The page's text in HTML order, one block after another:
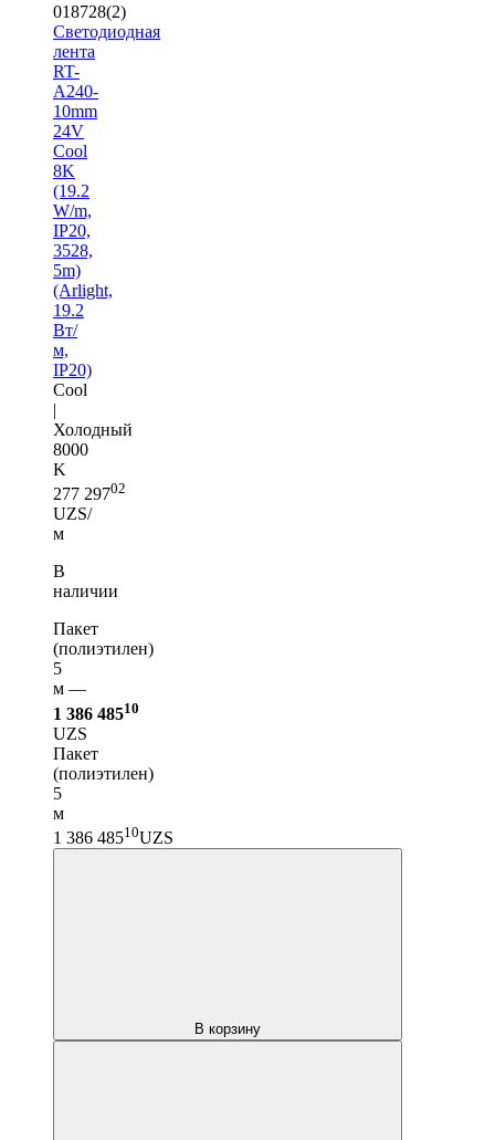
018728(2)
Светодиодная
лента
RT-
A240-
10mm
24V
Cool
8K
(19.2
W/m,
IP20,
3528,
5m)
(Arlight,
19.2
Вт/
м,
IP20)
Cool
|
Холодный
8000
K
277 29702
UZS/
м
В
наличии
Пакет
(полиэтилен)
5
м —
1 386 48510
UZS
Пакет
(полиэтилен)
5
м
1 386 48510UZS
В корзину